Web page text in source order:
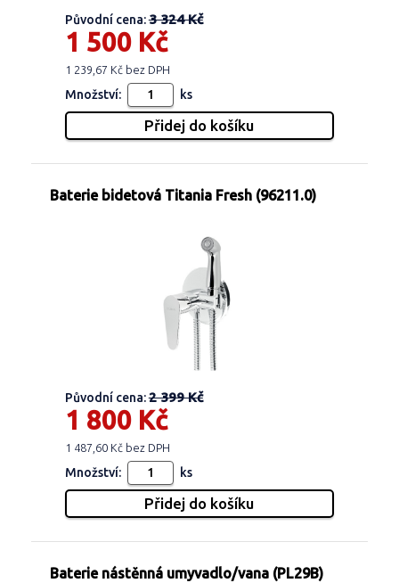
Původní cena:3 324 Kč
1 500 Kč
1 239,67 Kč bez DPH
Množství: ks
Baterie bidetová Titania Fresh (96211.0)
Původní cena:2 399 Kč
1 800 Kč
1 487,60 Kč bez DPH
Množství: ks
Baterie nástěnná umyvadlo/vana (PL29B)